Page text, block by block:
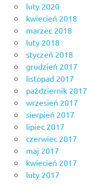
luty 2020
kwiecień 2018
marzec 2018
luty 2018
styczeń 2018
grudzień 2017
listopad 2017
październik 2017
wrzesień 2017
sierpień 2017
lipiec 2017
czerwiec 2017
maj 2017
kwiecień 2017
luty 2017